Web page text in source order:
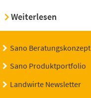
Weiterlesen
Sano Beratungskonzept
Sano Produktportfolio
Landwirte Newsletter